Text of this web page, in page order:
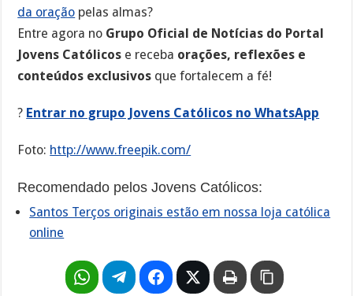
da oração pelas almas?
Entre agora no Grupo Oficial de Notícias do Portal
Jovens Católicos e receba orações, reflexões e
conteúdos exclusivos que fortalecem a fé!
? Entrar no grupo Jovens Católicos no WhatsApp
Foto: http://www.freepik.com/
Recomendado pelos Jovens Católicos:
Santos Terços originais estão em nossa loja católica
online